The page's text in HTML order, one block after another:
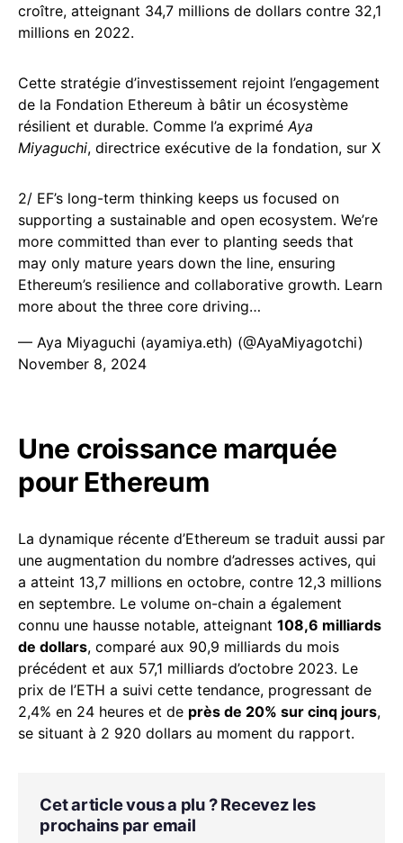
croître, atteignant 34,7 millions de dollars contre 32,1
millions en 2022.
Cette stratégie d’investissement rejoint l’engagement
de la Fondation Ethereum à bâtir un écosystème
résilient et durable. Comme l’a exprimé Aya
Miyaguchi, directrice exécutive de la fondation, sur X
2/ EF’s long-term thinking keeps us focused on
supporting a sustainable and open ecosystem. We’re
more committed than ever to planting seeds that
may only mature years down the line, ensuring
Ethereum’s resilience and collaborative growth. Learn
more about the three core driving…
— Aya Miyaguchi (ayamiya.eth) (@AyaMiyagotchi)
November 8, 2024
Une croissance marquée
pour Ethereum
La dynamique récente d’Ethereum se traduit aussi par
une augmentation du nombre d’adresses actives, qui
a atteint 13,7 millions en octobre, contre 12,3 millions
en septembre. Le volume on-chain a également
connu une hausse notable, atteignant 108,6 milliards
de dollars, comparé aux 90,9 milliards du mois
précédent et aux 57,1 milliards d’octobre 2023. Le
prix de l’ETH a suivi cette tendance, progressant de
2,4% en 24 heures et de près de 20% sur cinq jours,
se situant à 2 920 dollars au moment du rapport.
Cet article vous a plu ? Recevez les
prochains par email